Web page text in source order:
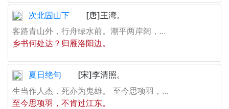
次北固山下
[唐]王湾。
客路青山外，行舟绿水前。潮平两岸阔，...
乡书何处达？归雁洛阳边。
夏日绝句
[宋]李清照。
生当作人杰，死亦为鬼雄。 至今思项羽，...
至今思项羽，不肯过江东。